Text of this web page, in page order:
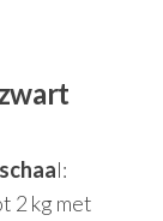
l:
2 kg met